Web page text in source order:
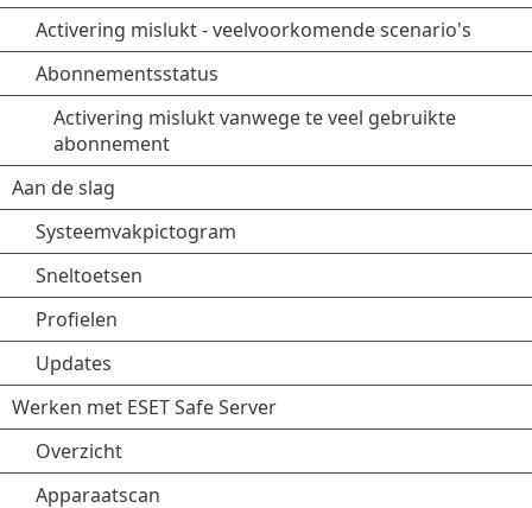
Activering mislukt - veelvoorkomende scenario's
Abonnementsstatus
Activering mislukt vanwege te veel gebruikte
abonnement
Aan de slag
Systeemvakpictogram
Sneltoetsen
Profielen
Updates
Werken met ESET Safe Server
Overzicht
Apparaatscan